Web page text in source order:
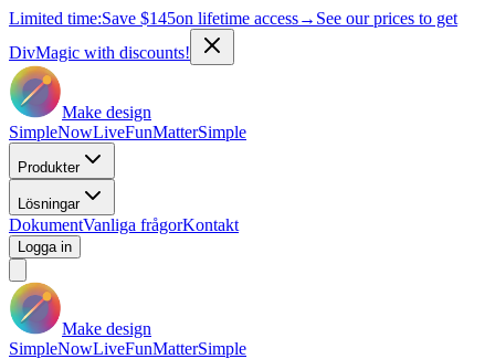
Limited time:Save $145on lifetime access→ See our prices to get
DivMagic with discounts!
Make design
SimpleNowLiveFunMatterSimple
Produkter
Lösningar
DokumentVanliga frågorKontakt
Logga in
Make design
SimpleNowLiveFunMatterSimple